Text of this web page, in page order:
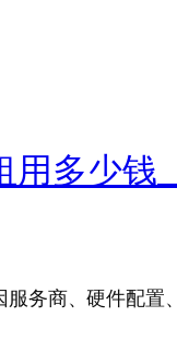
用多少钱
服务商、硬件配置